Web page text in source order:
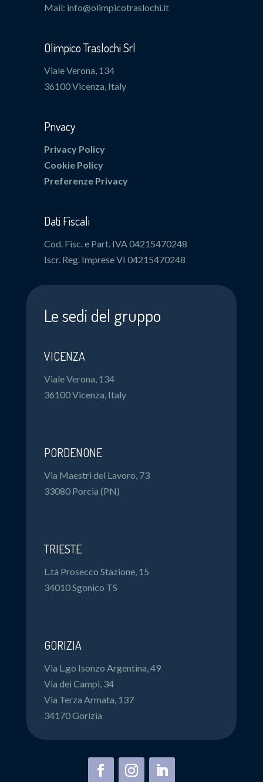
Mail: info@olimpicotraslochi.it
Olimpico Traslochi Srl
Viale Verona, 134
36100 Vicenza, Italy
Privacy
Privacy Policy
Cookie Policy
Preferenze Privacy
Dati Fiscali
Cod. Fisc. e Part. IVA 04215470248
Iscr. Reg. Imprese VI 04215470248
Le sedi del gruppo
VICENZA
Viale Verona, 134
36100 Vicenza, Italy
PORDENONE
Via Maestri del Lavoro, 73
33080 Porcia (PN)
TRIESTE
L.tà Prosecco Stazione, 15
34010 Sgonico TS
GORIZIA
Via L.go Isonzo Argentina, 49
Via dei Campi, 34
Via Terza Armata, 137
34170 Gorizia